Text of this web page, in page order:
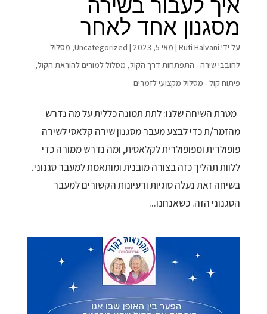
איך לעבור בשירה
מסגנון אחד לאחר
על ידי Ruti Halvani
| מאי 5, 2023 |
Uncategorized
, מסלול
לחובבי שירה - התפתחות דרך הקול, מסלול למורים להוראת הקול,
פיתוח קול - מסלול מקצועי לזמרים
מטרת השיחה שלנו: לתת תמונה כללית על מה נדרש
מהזמר/ת כדי לבצע מעבר מסגנון שירה קלאסי לשירה
פופולרית ומפופולרית לקלאסית, ומה נדרש ממורה כדי
ללוות תהליך כזה בצורה מובנית ומותאמת למעבר סגנוני.
בשיחה זאת נעלה סוגיות ורעיונות הקשורים למעבר
הסגנוני הזה. כשאנחנו...